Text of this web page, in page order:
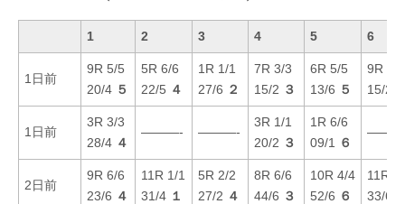
1 2 3 4 5 6
1日前
9R 5/5
20/4 ５
5R 6/6
22/5 ４
1R 1/1
27/6 ２
7R 3/3
15/2 ３
6R 5/5
13/6 ５
9R 3/3
15/2
1日前
3R 3/3
28/4 ４
———- ———-
3R 1/1
20/2 ３
1R 6/6
09/1
６
2日前
9R 6/6
23/6 ４
11R 1/1
31/4 １
5R 2/2
27/2 ４
8R 6/6
44/6 ３
10R 4/4
52/6 ６
11R
33/6